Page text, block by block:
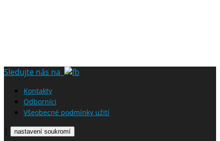
Sledujte nás na
Kontakty
Odborníci
Všeobecné podmínky užití
| nastavení soukromí